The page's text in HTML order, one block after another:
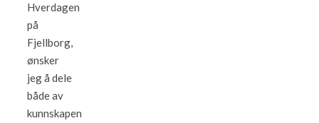
Hverdagen
på
Fjellborg,
ønsker
jeg å dele
både av
kunnskapen